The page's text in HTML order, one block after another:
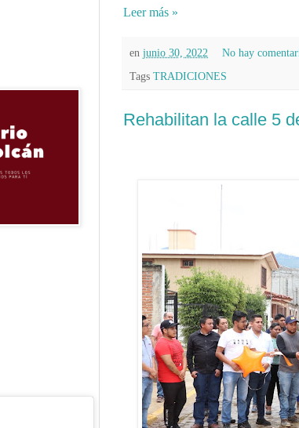
Leer más »
en junio 30, 2022
No hay
Tags TRADICIONES
Rehabilitan la calle 5